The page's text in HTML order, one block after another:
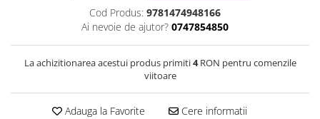
Cod Produs: 9781474948166
Ai nevoie de ajutor? 0747854850
La achizitionarea acestui produs primiti4RON pentru comenzile
viitoare
Adauga la Favorite Cere informatii